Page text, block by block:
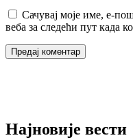
Сачувај моје име, е-
веба за следећи пут када
Најновије вести